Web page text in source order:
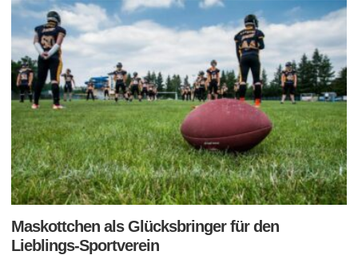
Maskottchen als Glücksbringer für den
Lieblings-Sportverein